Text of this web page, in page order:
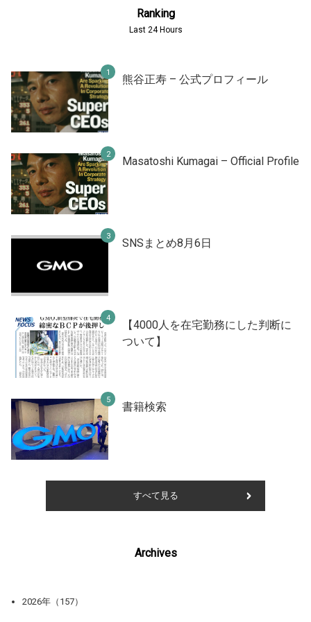
Ranking
Last 24 Hours
熊谷正寿 – 公式プロフィール
Masatoshi Kumagai – Official Profile
SNSまとめ8月6日
【4000人を在宅勤務にした判断に
ついて】
書籍検索
すべて見る
Archives
2026年（157）